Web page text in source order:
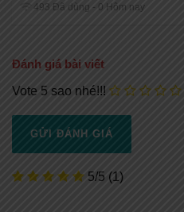
493 Đã dùng - 0 Hôm nay
Đánh giá bài viết
Vote 5 sao nhé!!!
5/5 (1)